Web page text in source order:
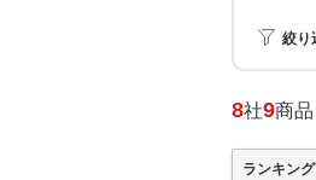
絞り
8社9商品
ランキング